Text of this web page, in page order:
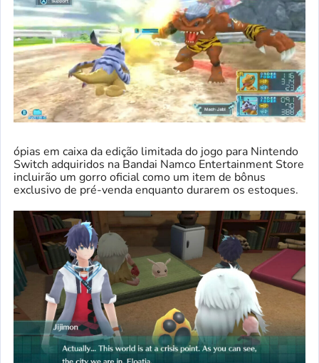
ópias em caixa da edição limitada do jogo para Nintendo
Switch adquiridos na Bandai Namco Entertainment Store
incluirão um gorro oficial como um item de bônus
exclusivo de pré-venda enquanto durarem os estoques.